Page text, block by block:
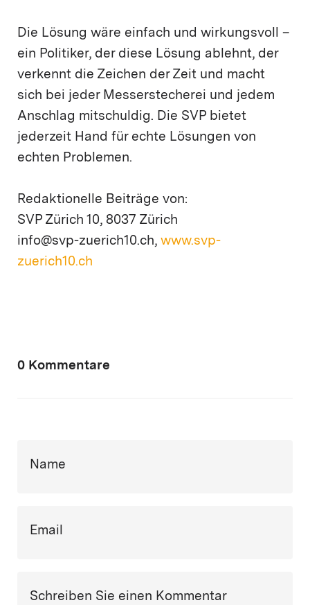
Die Lösung wäre einfach und wirkungsvoll –
ein Politiker, der diese Lösung ablehnt, der
verkennt die Zeichen der Zeit und macht
sich bei jeder Messerstecherei und jedem
Anschlag mitschuldig. Die SVP bietet
jederzeit Hand für echte Lösungen von
echten Problemen.
Redaktionelle Beiträge von:
SVP Zürich 10, 8037 Zürich
info@svp-zuerich10.ch, www.svp-
zuerich10.ch
0 Kommentare
Name
Email
Schreiben Sie einen Kommentar